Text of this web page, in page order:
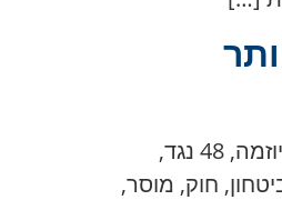
ב-30 במרץ 2026 אישרה הכנסת בקריאה שנייה ושלישית את החוק לעונש מוות למחבלים. 62 חברי כנסת הצביעו בעד היוזמה, 48 נגד,
חוק, מוסר,